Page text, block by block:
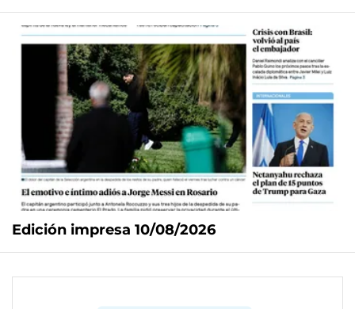
Edición impresa 10/08/2026